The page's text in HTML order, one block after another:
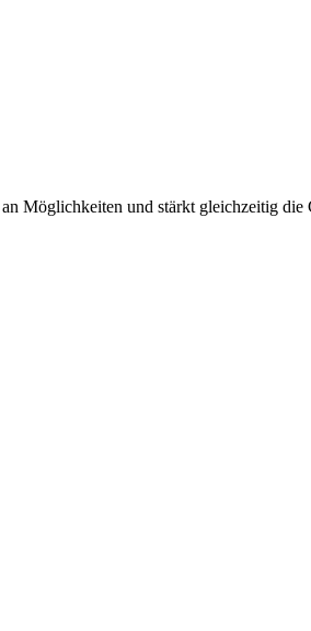
Möglichkeiten und stärkt gleichzeitig die